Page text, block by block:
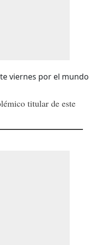
titular de este